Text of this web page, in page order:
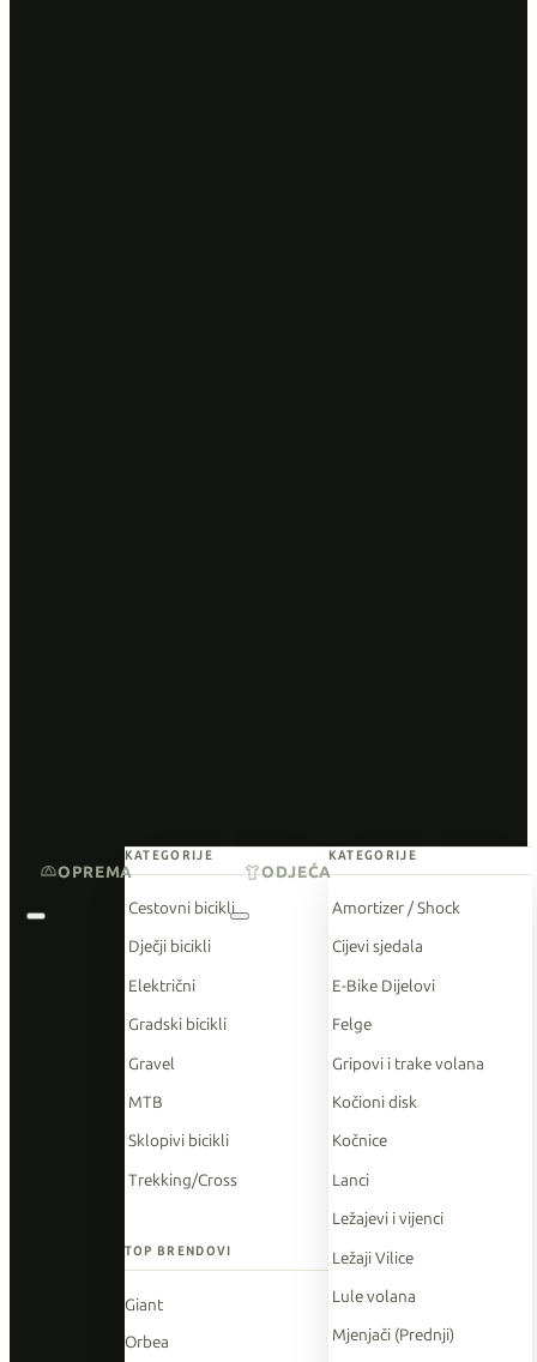
KATEGORIJE
Cestovni bicikli
Dječji bicikli
Električni
Gradski bicikli
Gravel
MTB
Sklopivi bicikli
Trekking/Cross
TOP BRENDOVI
Giant
Orbea
KATEGORIJE
Amortizer / Shock
Cijevi sjedala
E-Bike Dijelovi
Felge
Gripovi i trake volana
Kočioni disk
Kočnice
Lanci
Ležajevi i vijenci
Ležaji Vilice
Lule volana
Mjenjači (Prednji)
OPREMA ODJEĆA